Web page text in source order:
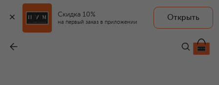
Скидка 10%
на первый заказ в приложении
Открыть